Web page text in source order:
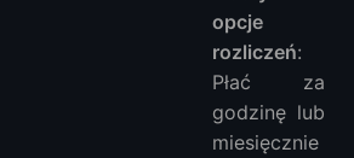
opcje
rozliczeń:
Płać za
godzinę lub
miesięcznie